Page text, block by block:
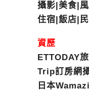
攝影|美食|
住宿|飯店|
資歷
ETTODAY
Trip訂房網
日本